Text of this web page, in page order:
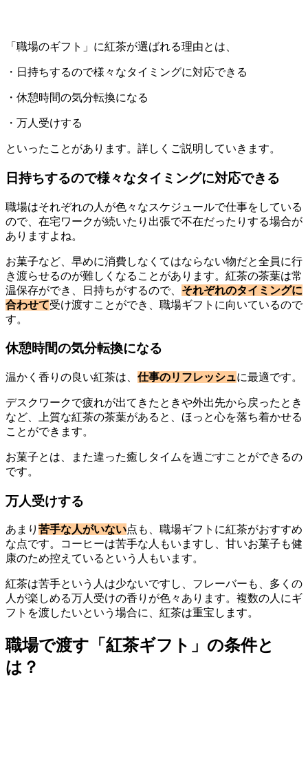
「職場のギフト」に紅茶が選ばれる理由とは、
・日持ちするので様々なタイミングに対応できる
・休憩時間の気分転換になる
・万人受けする
といったことがあります。詳しくご説明していきます。
日持ちするので様々なタイミングに対応できる
職場はそれぞれの人が色々なスケジュールで仕事をしている
ので、在宅ワークが続いたり出張で不在だったりする場合が
ありますよね。
お菓子など、早めに消費しなくてはならない物だと全員に行
き渡らせるのが難しくなることがあります。紅茶の茶葉は常
温保存ができ、日持ちがするので、 それぞれのタイミングに
合わせて受け渡すことができ、職場ギフトに向いているので
す。
休憩時間の気分転換になる
温かく香りの良い紅茶は、 仕事のリフレッシュに最適です。
デスクワークで疲れが出てきたときや外出先から戻ったとき
など、上質な紅茶の茶葉があると、ほっと心を落ち着かせる
ことができます。
お菓子とは、また違った癒しタイムを過ごすことができるの
です。
万人受けする
あまり 苦手な人がいない点も、職場ギフトに紅茶がおすすめ
な点です。コーヒーは苦手な人もいますし、甘いお菓子も健
康のため控えているという人もいます。
紅茶は苦手という人は少ないですし、フレーバーも、多くの
人が楽しめる万人受けの香りが色々あります。複数の人にギ
フトを渡したいという場合に、紅茶は重宝します。
職場で渡す「紅茶ギフト」の条件と
は？